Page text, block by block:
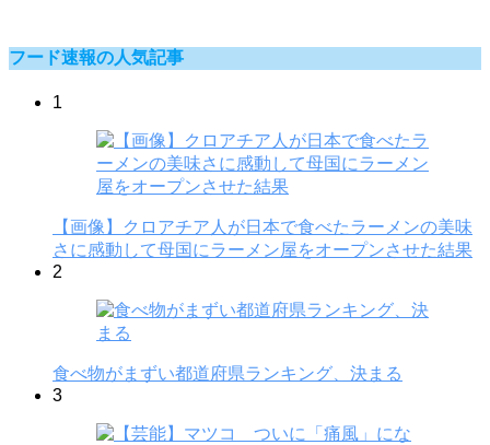
フード速報の人気記事
1
【画像】クロアチア人が日本で食べたラーメンの美味
さに感動して母国にラーメン屋をオープンさせた結果
2
食べ物がまずい都道府県ランキング、決まる
3